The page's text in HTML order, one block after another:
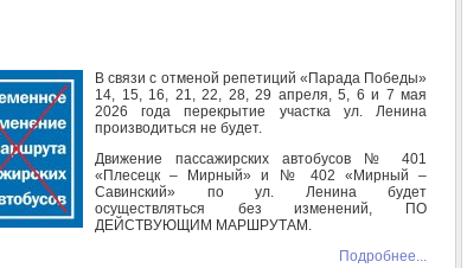
В связи с отменой репетиций «Парада Победы»
14, 15, 16, 21, 22, 28, 29 апреля, 5, 6 и 7 мая
2026 года перекрытие участка ул. Ленина
производиться не будет.
Движение пассажирских автобусов № 401
«Плесецк – Мирный» и № 402 «Мирный –
Савинский» по ул. Ленина будет
осуществляться без изменений, ПО
ДЕЙСТВУЮЩИМ МАРШРУТАМ.
Подробнее...